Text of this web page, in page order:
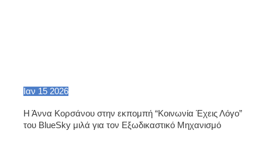
Ιαν 15 2026
Η Άννα Κορσάνου στην εκπομπή “Κοινωνία Έχεις Λόγο”
του BlueSky μιλά για τον Εξωδικαστικό Μηχανισμό